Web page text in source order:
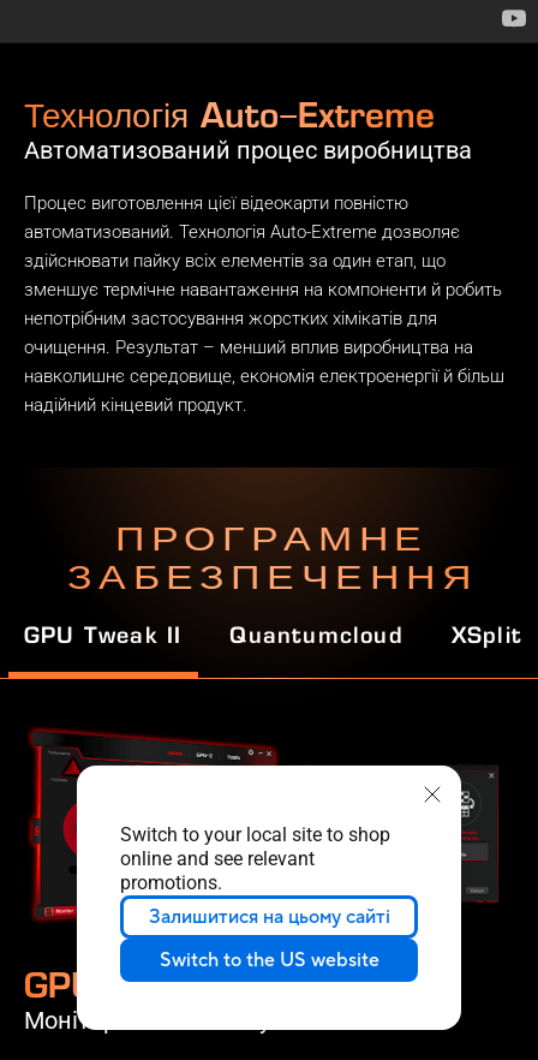
Switch to your local site to shop
online and see relevant
promotions.
Залишитися на цьому сайті
Switch to the US website
Технологія Auto−Extreme
Автоматизований процес виробництва
Процес виготовлення цієї відеокарти повністю
автоматизований. Технологія Auto-Extreme дозволяє
здійснювати пайку всіх елементів за один етап, що
зменшує термічне навантаження на компоненти й робить
непотрібним застосування жорстких хімікатів для
очищення. Результат – менший вплив виробництва на
навколишнє середовище, економія електроенергії й більш
надійний кінцевий продукт.
ПРОГРАМНЕ
ЗАБЕЗПЕЧЕННЯ
GPU Tweak II Quantumcloud XSplit
GPU Tweak II
Моніторинг і налаштування